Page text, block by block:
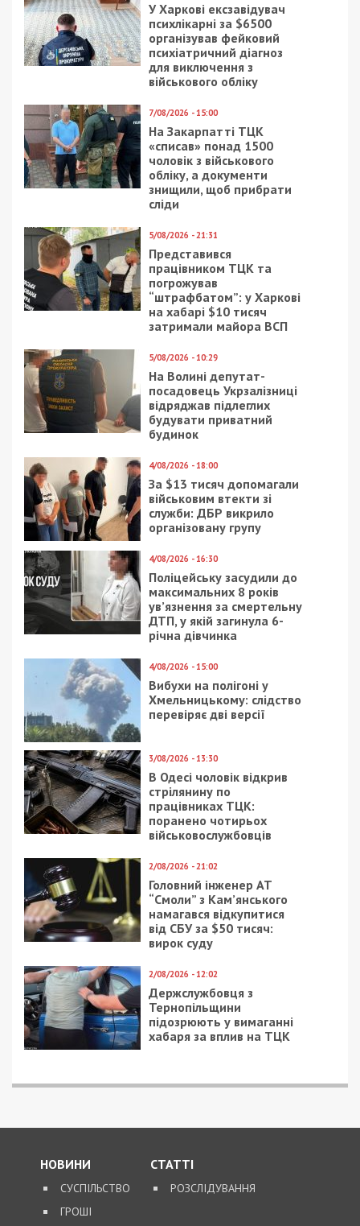
У Харкові ексзавідувач
психлікарні за $6500
організував фейковий
психіатричний діагноз
для виключення з
військового обліку
7/08/2026 - 15:00
На Закарпатті ТЦК
«списав» понад 1500
чоловік з військового
обліку, а документи
знищили, щоб прибрати
сліди
5/08/2026 - 21:31
Представився
працівником ТЦК та
погрожував
“штрафбатом”: у Харкові
на хабарі $10 тисяч
затримали майора ВСП
5/08/2026 - 10:29
На Волині депутат-
посадовець Укрзалізниці
відряджав підлеглих
будувати приватний
будинок
4/08/2026 - 18:00
За $13 тисяч допомагали
військовим втекти зі
служби: ДБР викрило
організовану групу
4/08/2026 - 16:30
Поліцейську засудили до
максимальних 8 років
ув’язнення за смертельну
ДТП, у якій загинула 6-
річна дівчинка
4/08/2026 - 15:00
Вибухи на полігоні у
Хмельницькому: слідство
перевіряє дві версії
3/08/2026 - 13:30
В Одесі чоловік відкрив
стрілянину по
працівниках ТЦК:
поранено чотирьох
військовослужбовців
2/08/2026 - 21:02
Головний інженер АТ
“Смоли” з Кам’янського
намагався відкупитися
від СБУ за $50 тисяч:
вирок суду
2/08/2026 - 12:02
Держслужбовця з
Тернопільщини
підозрюють у вимаганні
хабаря за вплив на ТЦК
НОВИНИ
СУСПІЛЬСТВО
ГРОШІ
СТАТТІ
РОЗСЛІДУВАННЯ